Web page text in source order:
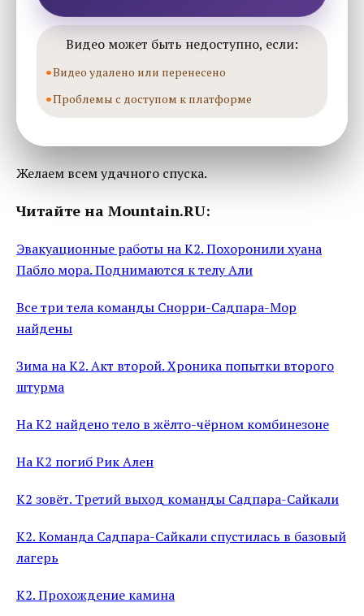
Видео может быть недоступно, если:
Видео удалено или перенесено
Проблемы с доступом к платформе
Желаем всем удачного спуска.
Читайте на Mountain.RU:
Эвакуационные работы на К2. Похоронили хуана
Пабло мора. Поднимаются к телу Али
Все три тела команды Снорри-Садпара-Мор
найдены
Зима на К2. Акт второй. Хроника попытки второго
штурма
На К2 найдено тело в жёлто-чёрном комбинезоне
На К2 погиб Рик Ален
К2 зовёт. Третий выход команды Садпара-Сайкали
К2. Команда Садпара-Сайкали спустилась в базовый
лагерь
К2. Прохождение камина